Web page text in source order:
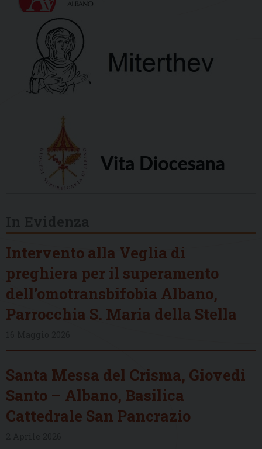
Intervento alla Veglia di
preghiera per il superamento
dell’omotransbifobia Albano,
Parrocchia S. Maria della Stella
Santa Messa del Crisma, Giovedì
Santo – Albano, Basilica
Cattedrale San Pancrazio